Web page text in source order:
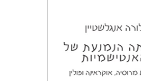
אליאב-פלדון